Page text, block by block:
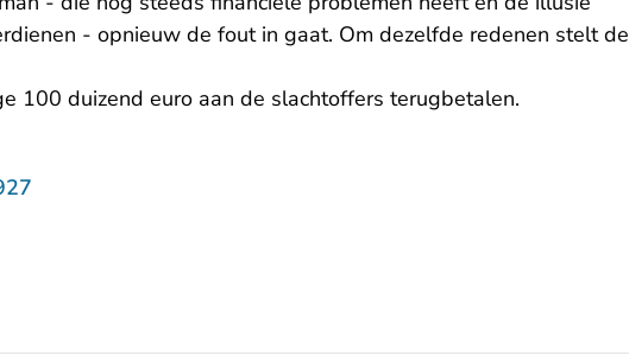
- opnieuw de fout in gaat. Om dezelfde redenen stelt de
100 duizend euro aan de slachtoffers terugbetalen.